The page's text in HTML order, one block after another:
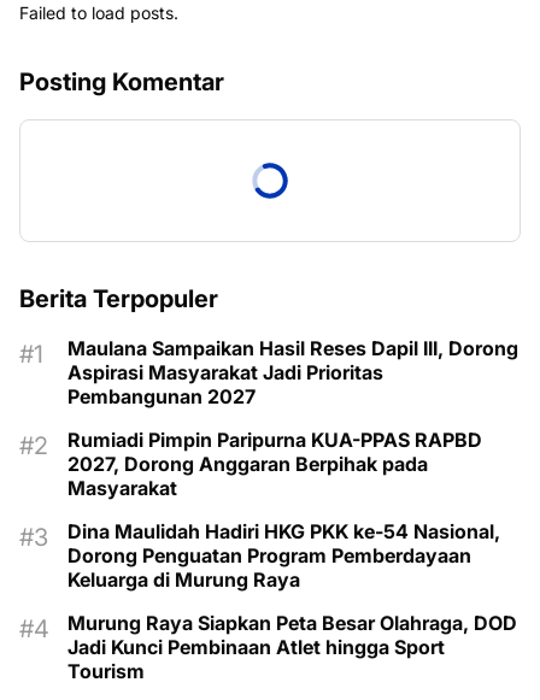
Failed to load posts.
Posting Komentar
Berita Terpopuler
Maulana Sampaikan Hasil Reses Dapil III, Dorong
Aspirasi Masyarakat Jadi Prioritas
Pembangunan 2027
Rumiadi Pimpin Paripurna KUA-PPAS RAPBD
2027, Dorong Anggaran Berpihak pada
Masyarakat
Dina Maulidah Hadiri HKG PKK ke-54 Nasional,
Dorong Penguatan Program Pemberdayaan
Keluarga di Murung Raya
Murung Raya Siapkan Peta Besar Olahraga, DOD
Jadi Kunci Pembinaan Atlet hingga Sport
Tourism